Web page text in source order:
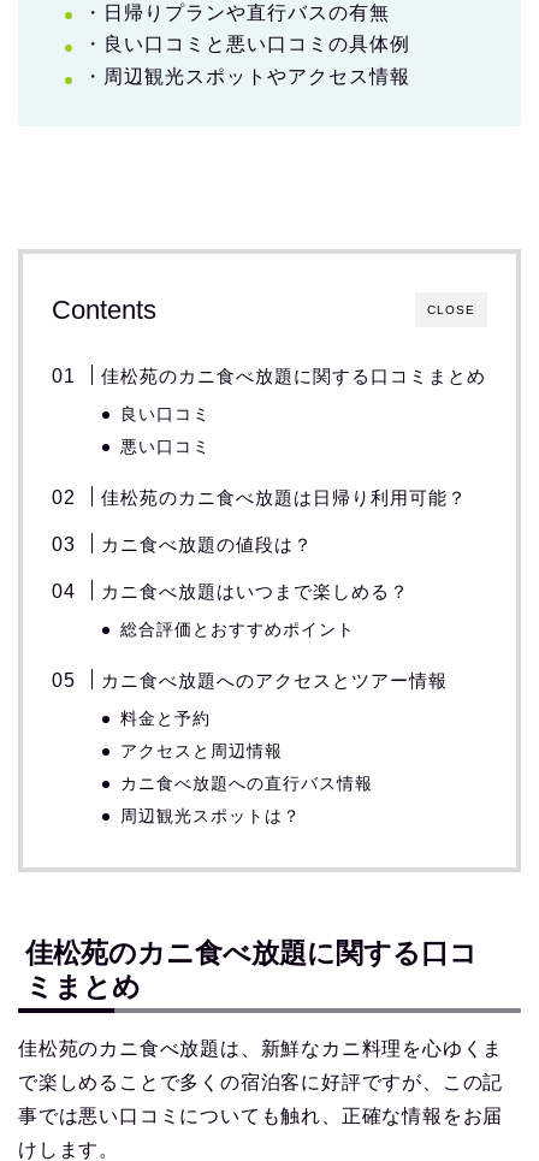
・日帰りプランや直行バスの有無
・良い口コミと悪い口コミの具体例
・周辺観光スポットやアクセス情報
CLOSE
Contents
佳松苑のカニ食べ放題に関する口コミまとめ
良い口コミ
悪い口コミ
佳松苑のカニ食べ放題は日帰り利用可能？
カニ食べ放題の値段は？
カニ食べ放題はいつまで楽しめる？
総合評価とおすすめポイント
カニ食べ放題へのアクセスとツアー情報
料金と予約
アクセスと周辺情報
カニ食べ放題への直行バス情報
周辺観光スポットは？
佳松苑のカニ食べ放題に関する口コ
ミまとめ
佳松苑のカニ食べ放題は、新鮮なカニ料理を心ゆくま
で楽しめることで多くの宿泊客に好評ですが、この記
事では悪い口コミについても触れ、正確な情報をお届
けします。